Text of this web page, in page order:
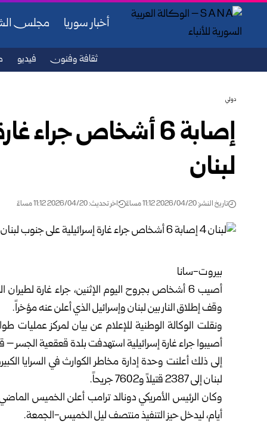
أخبار سوريا مجلس
ثقافة وفنون فيديو
دولي
إصابة 6 أشخاص
لبنان
تاريخ النشر: 2026/04/20 11:12 مساءً اخر تحديث: 2026/04/20 11:12 مساءً
بيروت-سانا
أصيب 6 أشخاص بجروح اليوم الإثنين، جراء غارة
وقف إطلاق النار بين لبنان وإسرائيل الذي أعلن عنه مؤخراً.
ونقلت الوكالة الوطنية للإعلام عن بيان لمركز عمليات
أصيبوا جراء غارة إسرائيلية استهدفت بلدة قعقعية الجسر
إلى ذلك أعلنت وحدة إدارة مخاطر الكوارث في السرايا
لبنان إلى 2387 قتيلاً و7602 جريحاً.
وكان الرئيس الأمريكي دونالد ترامب أعلن الخميس
أيام، ليدخل حيز التنفيذ منتصف ليل الخميس-الجمعة.